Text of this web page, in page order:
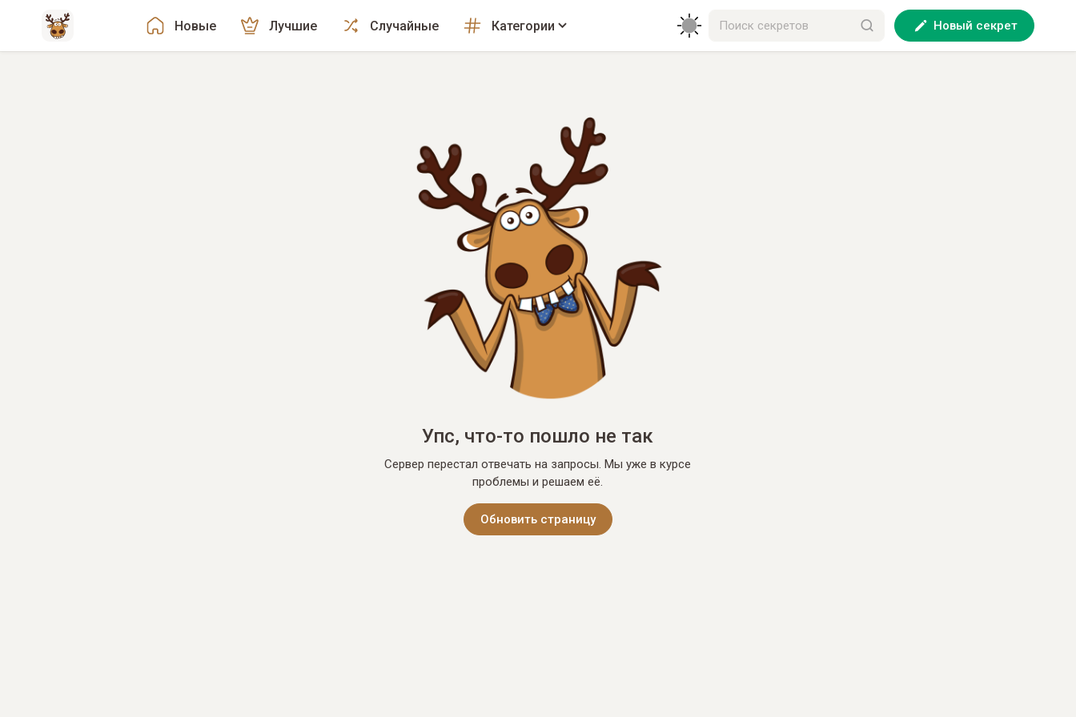
Новые Лучшие Случайные Категории Новый секрет
Упс, что-то пошло не так
Сервер перестал отвечать на запросы. Мы уже в курсе
проблемы и решаем её.
Обновить страницу